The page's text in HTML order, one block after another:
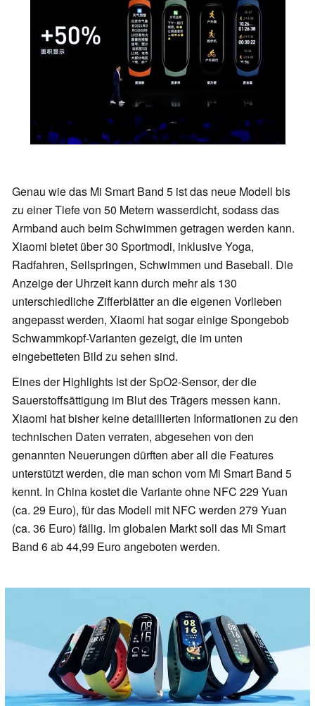
Genau wie das Mi Smart Band 5 ist das neue Modell bis
zu einer Tiefe von 50 Metern wasserdicht, sodass das
Armband auch beim Schwimmen getragen werden kann.
Xiaomi bietet über 30 Sportmodi, inklusive Yoga,
Radfahren, Seilspringen, Schwimmen und Baseball. Die
Anzeige der Uhrzeit kann durch mehr als 130
unterschiedliche Zifferblätter an die eigenen Vorlieben
angepasst werden, Xiaomi hat sogar einige Spongebob
Schwammkopf-Varianten gezeigt, die im unten
eingebetteten Bild zu sehen sind.
Eines der Highlights ist der SpO2-Sensor, der die
Sauerstoffsättigung im Blut des Trägers messen kann.
Xiaomi hat bisher keine detaillierten Informationen zu den
technischen Daten verraten, abgesehen von den
genannten Neuerungen dürften aber all die Features
unterstützt werden, die man schon vom Mi Smart Band 5
kennt. In China kostet die Variante ohne NFC 229 Yuan
(ca. 29 Euro), für das Modell mit NFC werden 279 Yuan
(ca. 36 Euro) fällig. Im globalen Markt soll das Mi Smart
Band 6 ab 44,99 Euro angeboten werden.